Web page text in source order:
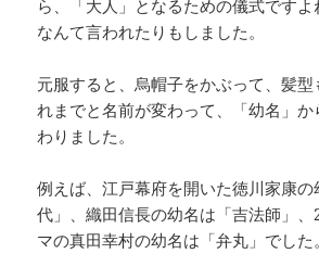
ら、「大人」となるための儀式です
なんて言われたりもしました。
元服すると、烏帽子をかぶって、髪型
れまでと名前が変わって、「幼名」
わりました。
例えば、江戸幕府を開いた徳川家康
代」、織田信長の幼名は「吉法師」、
マの真田幸村の幼名は「弁丸」でした。